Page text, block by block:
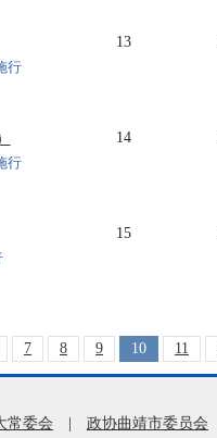
13
行
14
行
15
7 8 9 10 11
常委会 政协曲靖市委员会